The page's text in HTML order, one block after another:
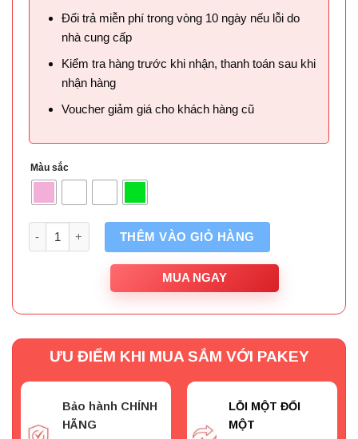
Đổi trả miễn phí trong vòng 10 ngày nếu lỗi do
nhà cung cấp
Kiểm tra hàng trước khi nhận, thanh toán sau khi
nhận hàng
Voucher giảm giá cho khách hàng cũ
Màu sắc
Số lượng THÊM VÀO GIỎ HÀNG
MUA NGAY
ƯU ĐIỂM KHI MUA SẮM VỚI PAKEY
Bảo hành CHÍNH
HÃNG
LỖI MỘT ĐỔI
MỘT